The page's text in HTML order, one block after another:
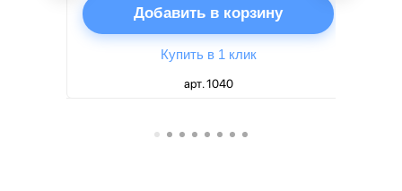
Добавить в корзину
Купить в 1 клик
арт. 1040